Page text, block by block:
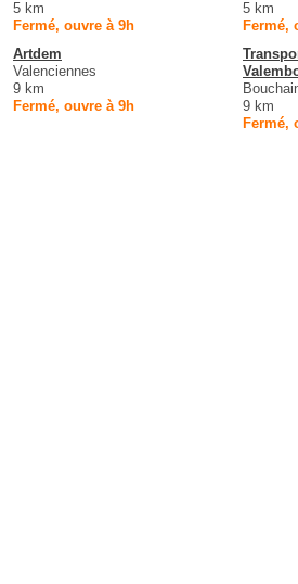
5 km
Fermé, ouvre à 9h
5 km
Fermé,
Artdem
Valenciennes
9 km
Fermé, ouvre à 9h
9 km
Fermé,